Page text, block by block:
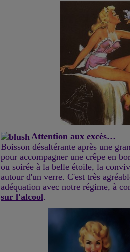
Attention aux excès…
Boisson désaltérante après une
pour accompagner une crêpe en
ou soirée à la belle étoile, la
autour d'un verre. C'est très
adéquation avec notre régime, à
sur l'alcool.